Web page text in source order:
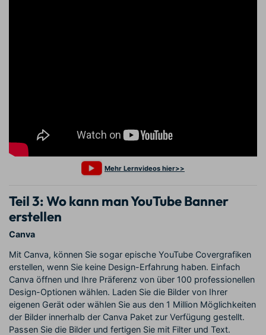
Mehr Lernvideos hier>>
Teil 3: Wo kann man YouTube Banner
erstellen
Canva
Mit Canva, können Sie sogar epische YouTube Covergrafiken
erstellen, wenn Sie keine Design-Erfahrung haben. Einfach
Canva öffnen und Ihre Präferenz von über 100 professionellen
Design-Optionen wählen. Laden Sie die Bilder von Ihrer
eigenen Gerät oder wählen Sie aus den 1 Million Möglichkeiten
der Bilder innerhalb der Canva Paket zur Verfügung gestellt.
Passen Sie die Bilder und fertigen Sie mit Filter und Text.